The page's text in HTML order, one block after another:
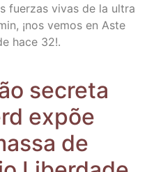
fuer­zas vivas de la ultra
¡nos vemos en Aste
hace 32!.
secre­ta
expõe
de